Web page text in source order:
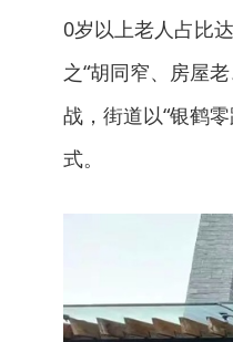
0岁以上老人占比
之“胡同窄、房屋
战，街道以“银鹤
式。